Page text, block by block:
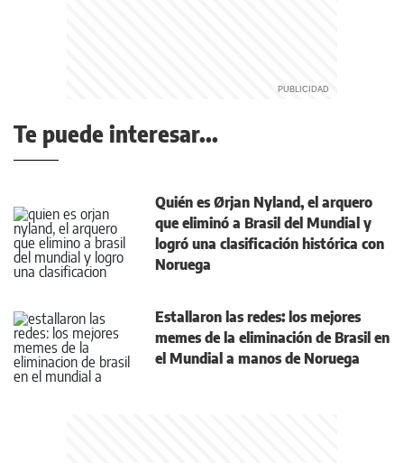
Te puede interesar...
Quién es Ørjan Nyland, el arquero
que eliminó a Brasil del Mundial y
logró una clasificación histórica con
Noruega
Estallaron las redes: los mejores
memes de la eliminación de Brasil en
el Mundial a manos de Noruega